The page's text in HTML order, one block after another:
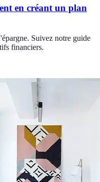
en créant un plan
Suivez notre guide
financiers.